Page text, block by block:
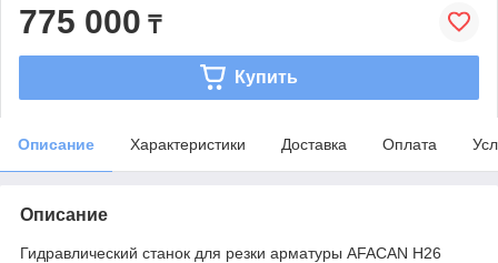
775 000 ₸
Купить
Описание Характеристики Доставка Оплата
Описание
Гидравлический станок для резки арматуры AFACAN Н26